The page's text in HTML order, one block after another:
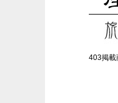
403掲載